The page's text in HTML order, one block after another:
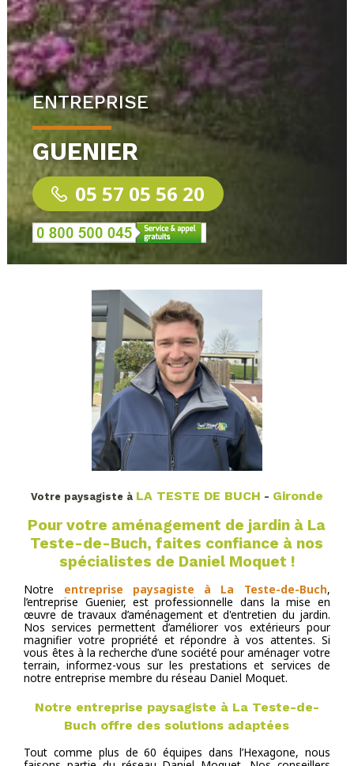
ENTREPRISE
GUENIER
05 57 05 56 20
Votre paysagiste à LA TESTE DE BUCH - Gironde
Pour votre aménagement de jardin à La
Teste-de-Buch, faites confiance à nos
spécialistes de Daniel Moquet !
Notre entreprise paysagiste à La Teste-de-Buch,
l’entreprise Guenier, est professionnelle dans la mise en
œuvre de travaux d’aménagement et d'entretien du jardin.
Nos services permettent d’améliorer vos extérieurs pour
magnifier votre propriété et répondre à vos attentes. Si
vous êtes à la recherche d’une société pour aménager votre
terrain, informez-vous sur les prestations et services de
notre entreprise membre du réseau Daniel Moquet.
Notre entreprise paysagiste à La Teste-de-
Buch offre des solutions adaptées
Tout comme plus de 60 équipes dans l’Hexagone, nous